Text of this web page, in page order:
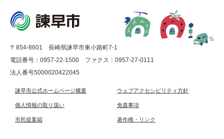
〒854-8601 長崎県諫早市東小路町7-1
電話番号：0957-22-1500
ファクス：0957-27-0111
法人番号5000020422045
諫早市公式ホームページ概要 ウェブアクセシビリティ方針
個人情報の取り扱い 免責事項
市民提案箱 著作権・リンク